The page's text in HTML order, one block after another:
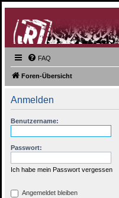
FAQ
Foren-Übersicht
Anmelden
Benutzername:
Passwort:
Ich habe mein Passwort vergessen
Angemeldet bleiben